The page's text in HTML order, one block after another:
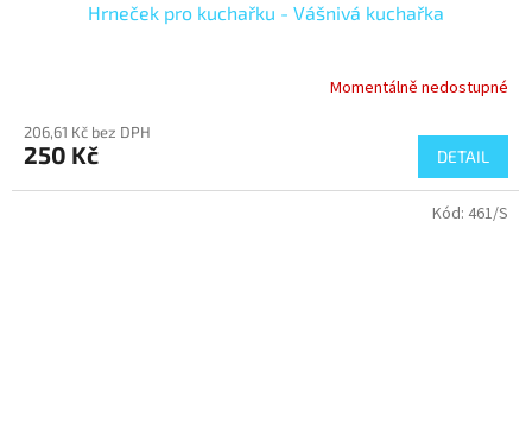
Hrneček pro kuchařku - Vášnivá kuchařka
Momentálně nedostupné
206,61 Kč bez DPH
250 Kč DETAIL
Kód: 461/S